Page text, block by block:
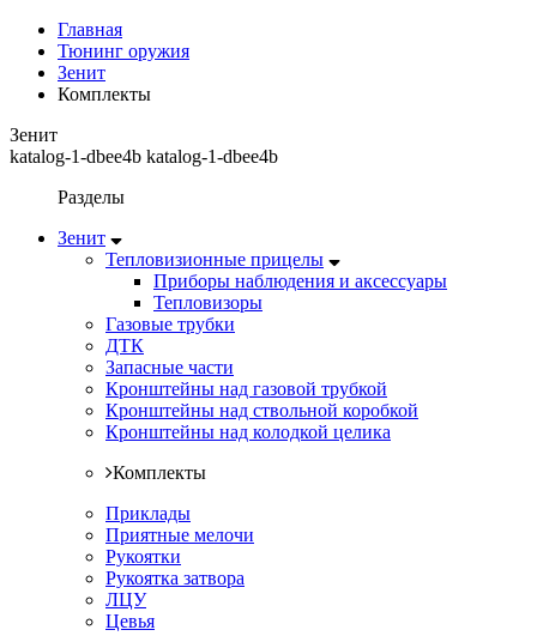
Главная
Тюнинг оружия
Зенит
Комплекты
Зенит
katalog-1-dbee4b katalog-1-dbee4b
Разделы
Зенит
Тепловизионные прицелы
Приборы наблюдения и аксессуары
Тепловизоры
Газовые трубки
ДТК
Запасные части
Кронштейны над газовой трубкой
Кронштейны над ствольной коробкой
Кронштейны над колодкой целика
Комплекты
Приклады
Приятные мелочи
Рукоятки
Рукоятка затвора
ЛЦУ
Цевья